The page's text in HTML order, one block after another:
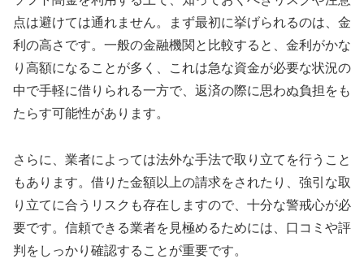
点は避けては通れません。まず最初に挙げられるのは、金
利の高さです。一般の金融機関と比較すると、金利がかな
り高額になることが多く、これは急な資金が必要な状況の
中で手軽に借りられる一方で、返済の際に思わぬ負担をも
たらす可能性があります。
さらに、業者によっては法外な手法で取り立てを行うこと
もあります。借りた金額以上の請求をされたり、強引な取
り立てに合うリスクも存在しますので、十分な警戒心が必
要です。信頼できる業者を見極めるためには、口コミや評
判をしっかり確認することが重要です。